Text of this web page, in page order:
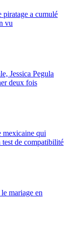
a cumulé
vu
Jessica Pegula
deux fois
qui
test de compatibilité
mariage en